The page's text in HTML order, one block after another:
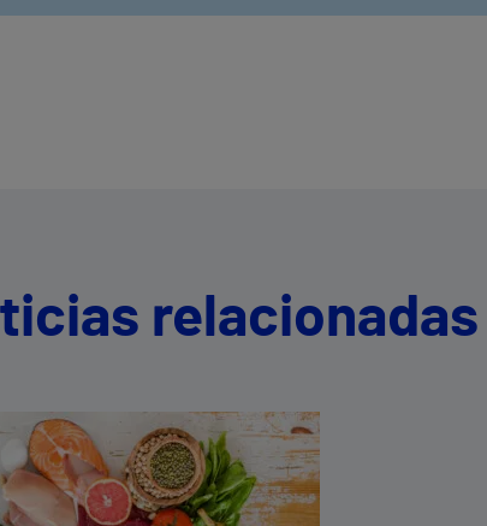
relacionadas